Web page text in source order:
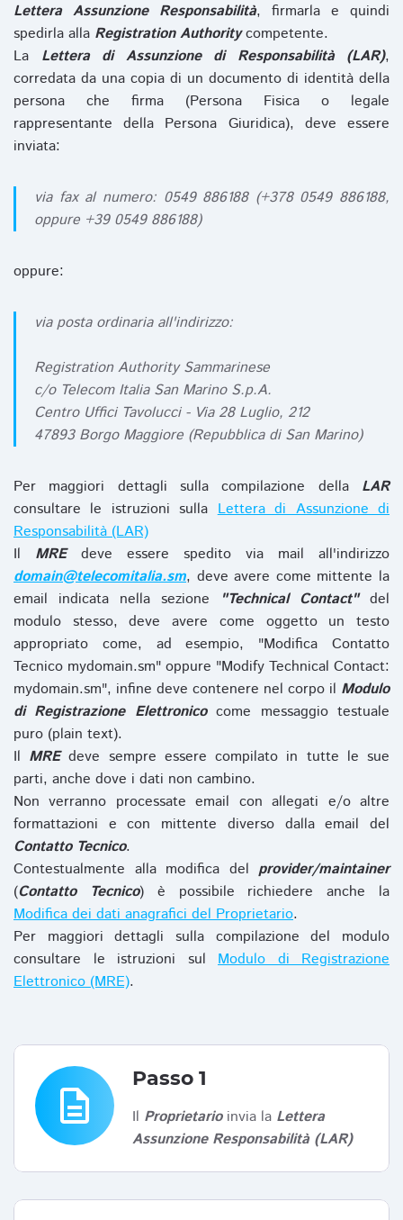
Lettera Assunzione Responsabilità, firmarla e quindi
spedirla alla Registration Authoritycompetente.
La Lettera di Assunzione di Responsabilità (LAR),
corredata da una copia di un documento di identità della
persona che firma (Persona Fisica o legale
rappresentante della Persona Giuridica), deve essere
inviata:
via fax al numero: 0549 886188 (+378 0549 886188,
oppure +39 0549 886188)
oppure:
via posta ordinaria all'indirizzo:
Registration Authority Sammarinese
c/o Telecom Italia San Marino S.p.A.
Centro Uffici Tavolucci - Via 28 Luglio, 212
47893 Borgo Maggiore (Repubblica di San Marino)
Per maggiori dettagli sulla compilazione della LAR
consultare le istruzioni sullaLettera di Assunzione di
Responsabilità (LAR)
Il MREdeve essere spedito via mail all'indirizzo
domain@telecomitalia.sm, deve avere come mittente la
email indicata nella sezione
"Technical Contact"del
modulo stesso, deve avere come oggetto un testo
appropriato come, ad esempio, "Modifica Contatto
Tecnico mydomain.sm" oppure "Modify Technical Contact:
mydomain.sm", infine deve contenere nel corpo il Modulo
di Registrazione Elettronicocome messaggio testuale
puro (plain text).
Il MREdeve sempre essere compilato in tutte le sue
parti, anche dove i dati non cambino.
Non verranno processate email con allegati e/o altre
formattazioni e con mittente diverso dalla email del
Contatto Tecnico.
Contestualmente alla modifica del provider/maintainer
(Contatto Tecnico) è possibile richiedere anche la
Modifica dei dati anagrafici del Proprietario.
Per maggiori dettagli sulla compilazione del modulo
consultare le istruzioni sul Modulo di Registrazione
Elettronico (MRE).
description
Passo 1
Il Proprietarioinvia la Lettera
Assunzione Responsabilità (LAR)